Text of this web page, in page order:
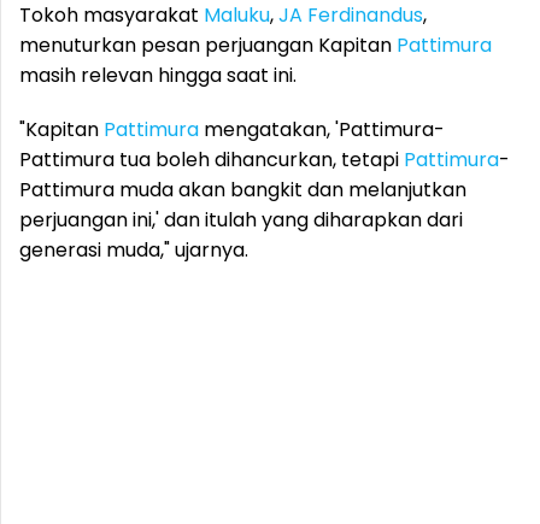
Tokoh masyarakat Maluku,JA Ferdinandus,
menuturkan pesan perjuangan Kapitan Pattimura
masih relevan hingga saat ini.
"Kapitan Pattimura mengatakan, 'Pattimura-
Pattimura tua boleh dihancurkan, tetapi Pattimura-
Pattimura muda akan bangkit dan melanjutkan
perjuangan ini,' dan itulah yang diharapkan dari
generasi muda," ujarnya.